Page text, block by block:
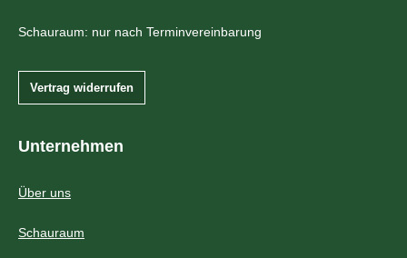
Schauraum: nur nach Terminvereinbarung
Vertrag widerrufen
Unternehmen
Über uns
Schauraum